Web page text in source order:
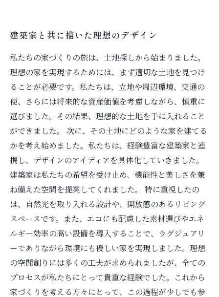
建築家と共に描いた理想のデザイン
私たちの家づくりの旅は、土地探しから始まりました。
理想の家を実現するためには、まず適切な土地を見つけ
ることが必要です。私たちは、立地や周辺環境、交通の
便、さらには将来的な資産価値を考慮しながら、慎重に
選びました。その結果、理想的な土地を手に入れること
ができました。 次に、その土地にどのような家を建てる
かを考え始めました。私たちは、経験豊富な建築家と連
携し、デザインのアイディアを具体化していきました。
建築家は私たちの希望を受け止め、機能性と美しさを兼
ね備えた空間を提案してくれました。 特に重視したの
は、自然光を取り入れる設計や、開放感のあるリビング
スペースです。また、エコにも配慮した素材選びやエネ
ルギー効率の高い設備を導入することで、ラグジュアリ
ーでありながら環境にも優しい家を実現しました。理想
の空間創りには多くの工夫が求められましたが、全ての
プロセスが私たちにとって貴重な経験でした。これから
家づくりを考える方々にとって、この過程が少しでも参